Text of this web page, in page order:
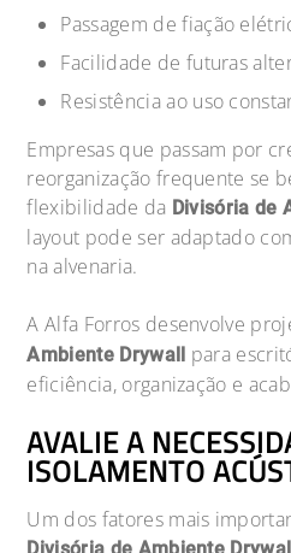
Passagem de fiação
Facilidade de futuras
Resistência ao uso
Empresas que passam por
reorganização frequente se
flexibilidade da Divisória de
layout pode ser adaptado
na alvenaria.
A Alfa Forros desenvolve
Ambiente Drywall para
eficiência, organização e
AVALIE A
ISOLAMENTO
Um dos fatores mais
Divisória de Ambiente